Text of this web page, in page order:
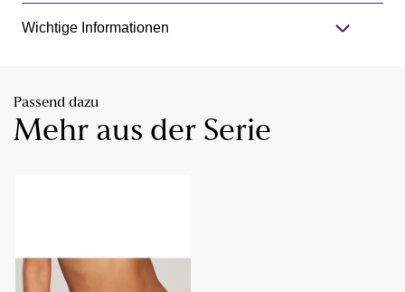
Wichtige Informationen
Passend dazu
Mehr aus der Serie